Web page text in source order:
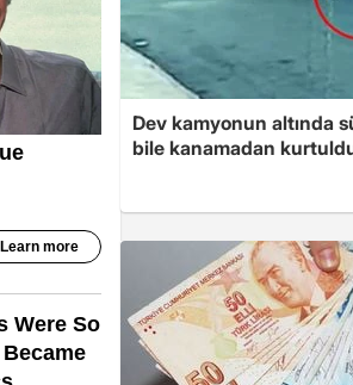
Dev kamyonun altında
bile kanamadan